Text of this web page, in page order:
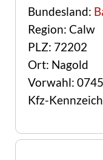
Bundesland:
Region: Calw
PLZ: 72202
Ort: Nagold
Vorwahl:
Kfz-